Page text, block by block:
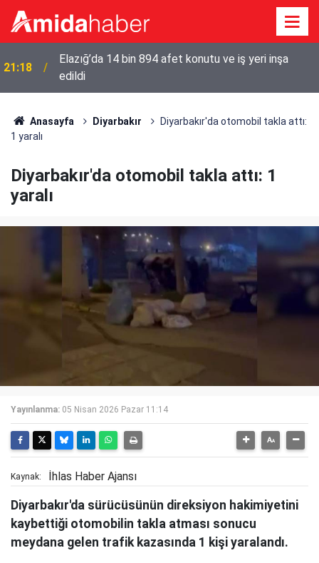
21:18
Elazığ’da 14 bin 894 afet konutu ve iş yeri inşa
edildi
Anasayfa Diyarbakır
Diyarbakır'da otomobil takla attı:
1 yaralı
Diyarbakır'da otomobil takla attı: 1
yaralı
Yayınlanma: 05 Nisan 2026 Pazar 11:14
Kaynak: İhlas Haber Ajansı
Diyarbakır'da sürücüsünün direksiyon hakimiyetini
kaybettiği otomobilin takla atması sonucu
meydana gelen trafik kazasında 1 kişi yaralandı.